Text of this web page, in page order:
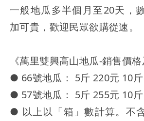
一般地瓜多半個月至20天，
加可貴，歡迎民眾欲購從速。
《萬里雙興高山地瓜-銷售價格
● 66號地瓜： 5斤 220元 10斤
● 57號地瓜： 5斤 255元 10斤
● 以上以「箱」數計算。不